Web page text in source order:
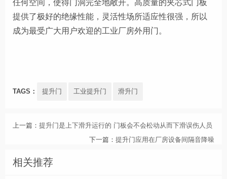
任何空间，使得门洞完全地敞开。高质量的夹芯式门板
提供了极好的绝缘性能， 灵活性场所适应性很强，所以
成为最受广大用户欢迎的工业厂房外用门。
TAGS： 提升门 工业提升门 滑升门
上一篇： 提升门是上下滑升运行的 门板会不会松动从而下滑误伤人员
下一篇： 提升门应用在厂房设备间隔音降噪
相关推荐